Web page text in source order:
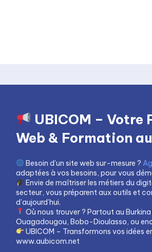
UBICOM –
Web & Formation
Besoin d’un site web sur-mesure ?
adaptées à vos besoins, pour vous
Envie de maîtriser les métiers du
secteur, vous préparent aux outils et
d’aujourd’hui.
Où nous trouver ? Partout au
Ouagadougou, Bobo-Dioulasso, ou
UBICOM – Transformons vos idées
www.aubicom.net